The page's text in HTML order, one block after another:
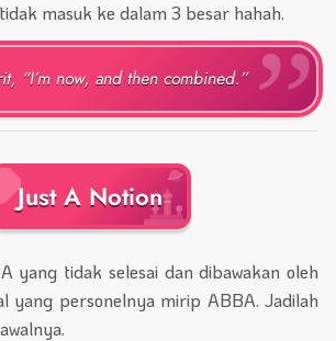
masuk ke dalam 3 besar hahah.
“I’m now, and then combined.”
Just A Notion
yang tidak selesai dan dibawakan oleh
yang personelnya mirip ABBA. Jadilah